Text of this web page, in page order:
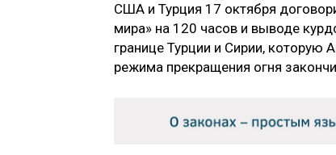
США и Турция 17 октября
мира» на 120 часов и выводе
границе Турции и Сирии, которую
режима прекращения огня